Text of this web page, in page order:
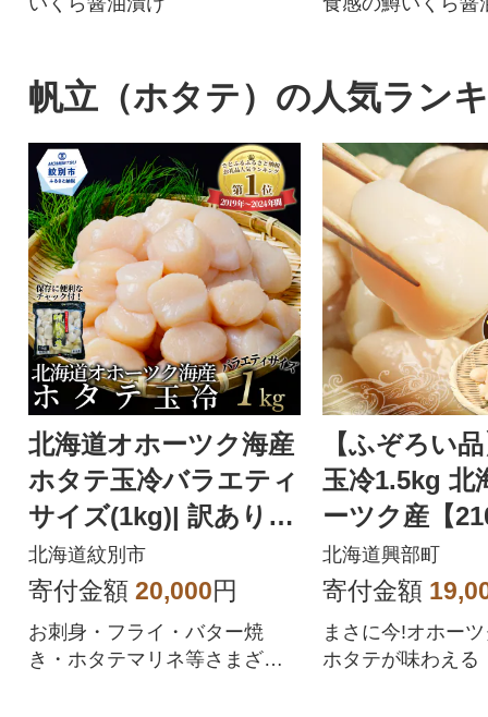
帆立（ホタテ）の人気ラン
北海道オホーツク海産
ホタテ玉冷バラエティ
サイズ(1kg)| 訳あり
サイズ不揃い ★
北海道紋別市
寄付金額 20,000円
お刺身・フライ・バター焼
き・ホタテマリネ等さまざま
【ふぞろい
玉冷1.5kg 北
ーツク産【
北海道興部町
寄付金額
まさに今!オホー
ホタテが味わえる